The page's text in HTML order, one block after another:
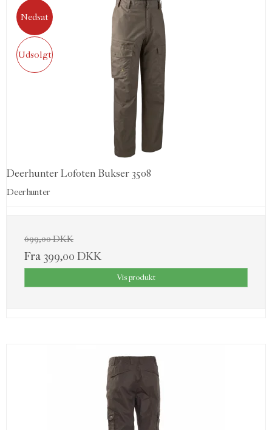
Nedsat
Udsolgt
Deerhunter Lofoten Bukser 3508
Deerhunter
699,00 DKK
Fra 399,00 DKK
Vis produkt